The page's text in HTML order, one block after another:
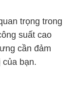
trọng trong
suất cao
cần đảm
bạn.